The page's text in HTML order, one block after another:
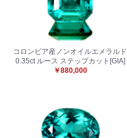
コロンビア産ノンオイルエメラルド
0.35ct ルース ステップカット[GIA]
￥880,000
お買い物を続ける